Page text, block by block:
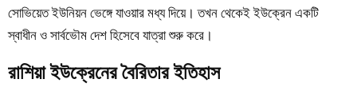
সোভিয়েত ইউনিয়ন ভেঙ্গে যাওয়ার মধ্য দিয়ে। তখন থেকেই ইউক্রেন একটি
স্বাধীন ও সার্বভৌম দেশ হিসেবে যাত্রা শুরু করে।
রাশিয়া ইউক্রেনের বৈরিতার ইতিহাস